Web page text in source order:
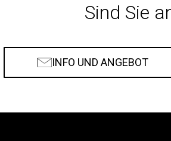
Sind Sie
INFO UND ANGEBOT